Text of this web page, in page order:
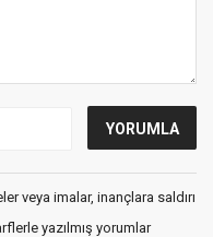
veya imalar, inançlara saldırı
yazılmış yorumlar